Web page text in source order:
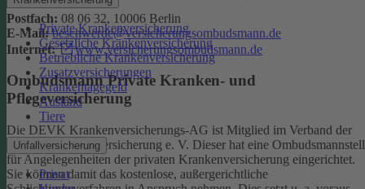
Private Krankenversicherung
Gesetzliche Krankenversicherung
Betriebliche Krankenversicherung
Zusatzversicherungen
Krankentagegeld
Ausland
Tiere
Unfallversicherung
Privat
Fax:0800 3-699-000
Postfach: 08 06 32, 10006 Berlin
E-Mail:beschwerde@versicherungsombudsmann.de
Internet:
www.versicherungsombudsmann.de
Ombudsmann Private Kranken- und
Pflegeversicherung
Die DEVK Krankenversicherungs-AG ist Mitglied im Verband der
privaten Krankenversicherung e. V. Dieser hat eine
für Angelegenheiten der privaten Krankenversicherung eingerichtet.
Sie können damit das kostenlose, außergerichtliche